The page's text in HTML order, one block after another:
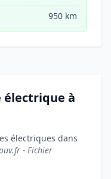
950 km
électrique à
électriques dans
- Fichier